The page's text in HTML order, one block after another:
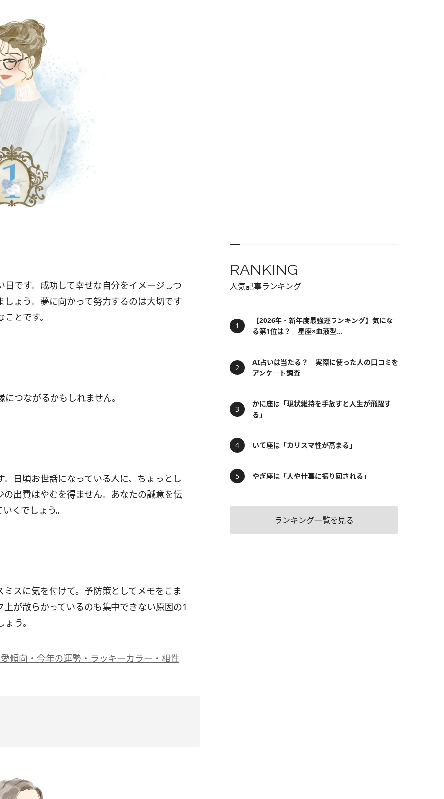
です。成功して幸せな自分をイメージしつ
ょう。夢に向かって努力するのは大切です
とです。
つながるかもしれません。
日頃お世話になっている人に、ちょっとし
出費はやむを得ません。あなたの誠意を伝
くでしょう。
スに気を付けて。予防策としてメモをこま
が散らかっているのも集中できない原因の1
う。
傾向・今年の運勢・ラッキーカラー・相性
RANKING
人気記事ランキング
【2026年・新年度最強運ランキング】気にな
る第1位は？ 星座×血液型...
AI占いは当たる？ 実際に使った人の口コミを
アンケート調査
かに座は「現状維持を手放すと人生が飛躍す
る」
いて座は「カリスマ性が高まる」
やぎ座は「人や仕事に振り回される」
ランキング一覧を見る